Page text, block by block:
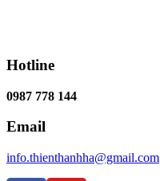
Hotline
0987 778 144
Email
info.thienthanhha@gmail.com